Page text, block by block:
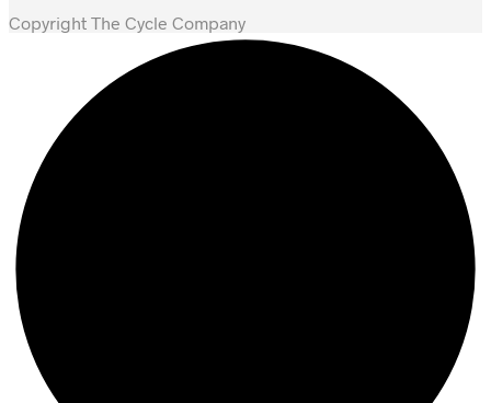
Copyright The Cycle Company